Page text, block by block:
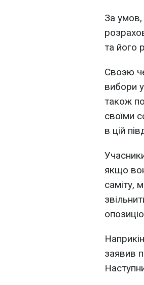
За умов,
та його
Своэю
вибори
також
своїми
в цій
якщо
саміту,
заявив